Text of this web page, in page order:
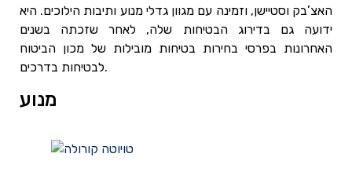
האצ’בק וסטיישן, וזמינה עם מגוון גדלי מנוע ותיבות הילוכים. היא
ידועה גם בדירוג הבטיחות שלה, לאחר שזכתה בשנים
האחרונות בפרסי בחירות בטיחות מובילות של מכון הביטוח
לבטיחות בדרכים.
מנוע